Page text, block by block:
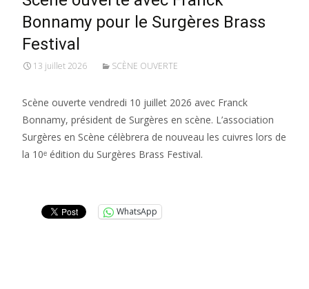
Bonnamy pour le Surgères Brass
Festival
13 juillet 2026 SCÈNE OUVERTE
Scène ouverte vendredi 10 juillet 2026 avec Franck
Bonnamy, président de Surgères en scène. L’association
Surgères en Scène célèbrera de nouveau les cuivres lors de
la 10ᵉ édition du Surgères Brass Festival.
WhatsApp